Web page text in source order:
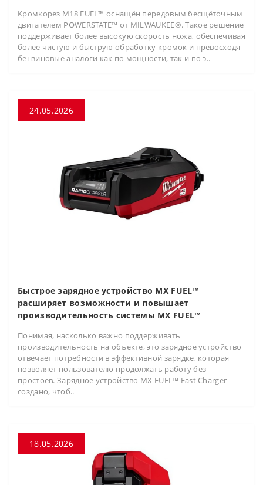
Кромкорез M18 FUEL™ оснащён передовым бесщёточным
двигателем POWERSTATE™ от MILWAUKEE®. Такое решение
поддерживает более высокую скорость ножа, обеспечивая
более чистую и быструю обработку кромок и превосходя
бензиновые аналоги как по мощности, так и по э..
24.05.2026
Быстрое зарядное устройство MX FUEL™
расширяет возможности и повышает
производительность системы MX FUEL™
Понимая, насколько важно поддерживать
производительность на объекте, это зарядное устройство
отвечает потребности в эффективной зарядке, которая
позволяет пользователю продолжать работу без
простоев. Зарядное устройство MX FUEL™ Fast Charger
создано, чтоб..
18.05.2026